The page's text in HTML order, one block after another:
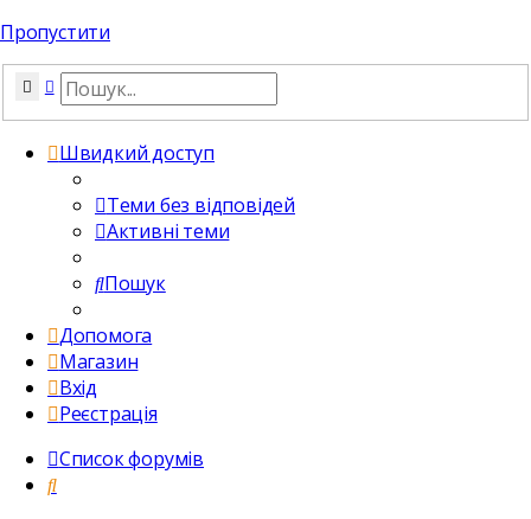
Пропустити
Пошук
Розширений пошук
Швидкий доступ
Теми без відповідей
Активні теми
Пошук
Допомога
Магазин
Вхід
Реєстрація
Список форумів
Пошук